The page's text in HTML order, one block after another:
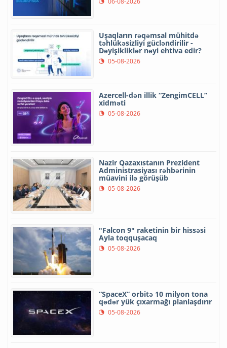
Uşaqların rəqəmsal mühitdə
təhlükəsizliyi gücləndirilir -
Dəyişikliklər nəyi ehtiva edir?
05-08-2026
Azercell-dən illik “ZengimCELL”
xidməti
05-08-2026
Nazir Qazaxıstanın Prezident
Administrasiyası rəhbərinin
müavini ilə görüşüb
05-08-2026
"Falcon 9" raketinin bir hissəsi
Ayla toqquşacaq
05-08-2026
“SpaceX” orbitə 10 milyon tona
qədər yük çıxarmağı planlaşdırır
05-08-2026